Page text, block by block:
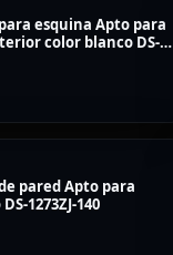
esquina Apto para
color blanco DS-
pared Apto para
1273ZJ-140